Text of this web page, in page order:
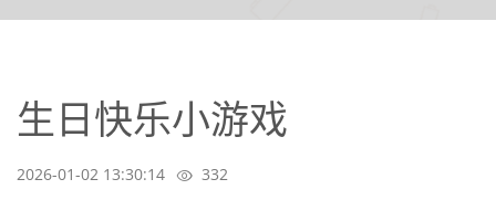
生日快乐小游戏
2026-01-02 13:30:14 332